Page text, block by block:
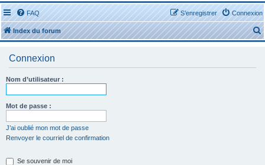
FAQ Connexion
S’enregistrer
Index du forum
e
Connexion
Nom d’utilisateur :
Mot de passe :
J’ai oublié mon mot de passe
Renvoyer le courriel de confirmation
Se souvenir de moi